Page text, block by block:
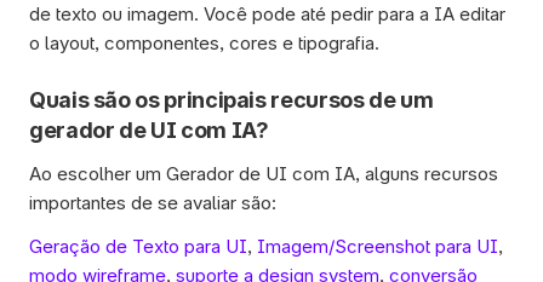
de texto ou imagem. Você pode até pedir para a IA editar
o layout, componentes, cores e tipografia.
Quais são os principais recursos de um
gerador de UI com IA?
Ao escolher um Gerador de UI com IA, alguns recursos
importantes de se avaliar são:
Geração de Texto para UI, Imagem/Screenshot para UI
modo wireframe, suporte a design system, conversão